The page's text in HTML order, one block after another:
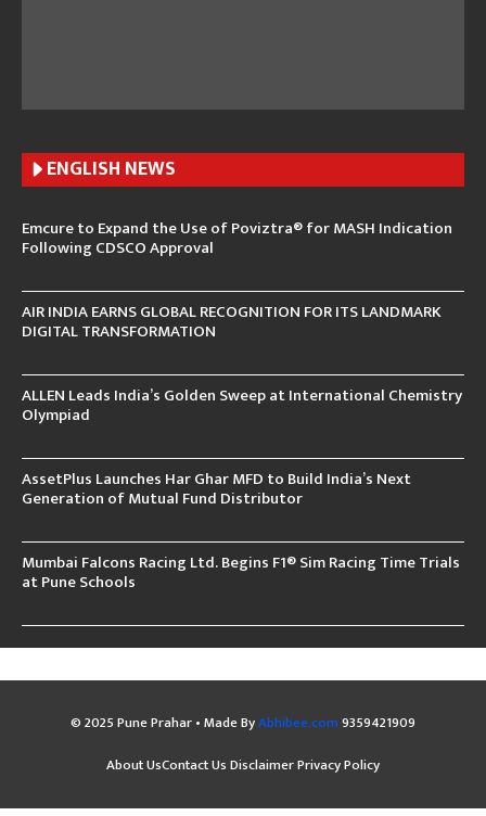
ENGLISH NEWS
Emcure to Expand the Use of Poviztra® for MASH Indication
Following CDSCO Approval
AIR INDIA EARNS GLOBAL RECOGNITION FOR ITS LANDMARK
DIGITAL TRANSFORMATION
ALLEN Leads India’s Golden Sweep at International Chemistry
Olympiad
AssetPlus Launches Har Ghar MFD to Build India’s Next
Generation of Mutual Fund Distributor
Mumbai Falcons Racing Ltd. Begins F1® Sim Racing Time Trials
at Pune Schools
© 2025 Pune Prahar • Made ByAbhibee.com9359421909
About UsContact UsDisclaimerPrivacy Policy